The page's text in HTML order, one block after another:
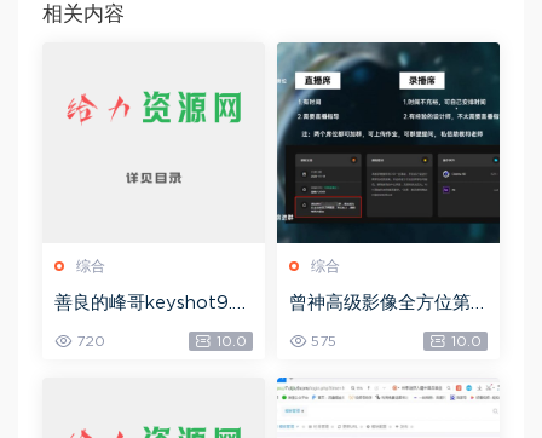
相关内容
综合
善良的峰哥keyshot9.0
自学宝典，网盘下载(2.3
6G)
720 10.0
综合
曾神高级影像全方位第
四期，网盘下载(49.08
G)
575 10.0